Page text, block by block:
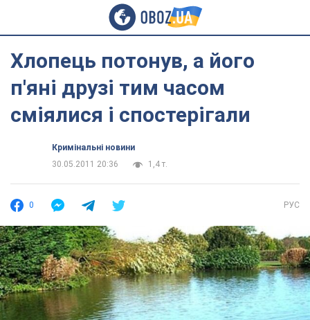
Хлопець потонув, а його
п'яні друзі тим часом
сміялися і спостерігали
Кримінальні новини
30.05.2011 20:36
1,4 т.
0 РУС